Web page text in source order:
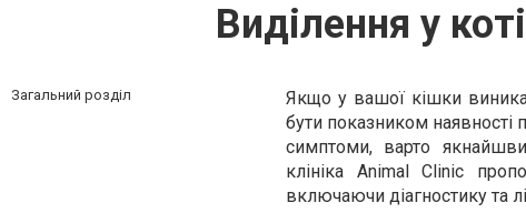
Виділення у
Загальний розділ
Якщо у вашої кішки
бути показником наявності
симптоми, варто
клініка Animal Clinic
включаючи діагностику та